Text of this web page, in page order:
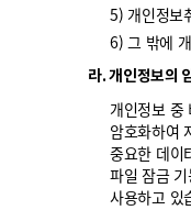
5) 개인정보
6) 그 밖에
라. 개인정보의
개인정보 중
암호화하여
중요한 데이
파일 잠금
사용하고 있